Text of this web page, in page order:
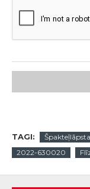
TAGI:
2022-630020